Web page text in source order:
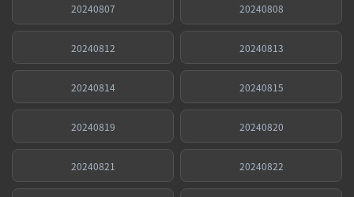
20240807 20240808
20240812 20240813
20240814 20240815
20240819 20240820
20240821 20240822